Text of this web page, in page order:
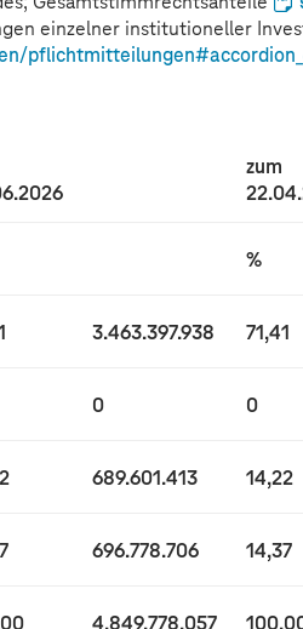
einzelner institutioneller
zum
%
3.463.397.938 71,41
0 0
689.601.413 14,22
696.778.706 14,37
4.849.778.057